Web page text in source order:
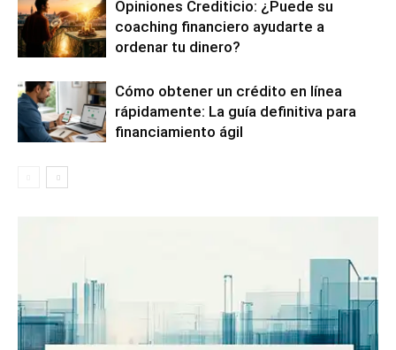
Opiniones Crediticio: ¿Puede su
coaching financiero ayudarte a
ordenar tu dinero?
Cómo obtener un crédito en línea
rápidamente: La guía definitiva para
financiamiento ágil